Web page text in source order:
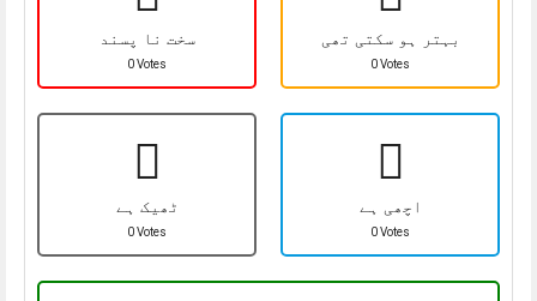
سخت نا پسند
0 Votes
بہتر ہو سکتی تھی
0 Votes
ٹھیک ہے
0 Votes
اچھی ہے
0 Votes